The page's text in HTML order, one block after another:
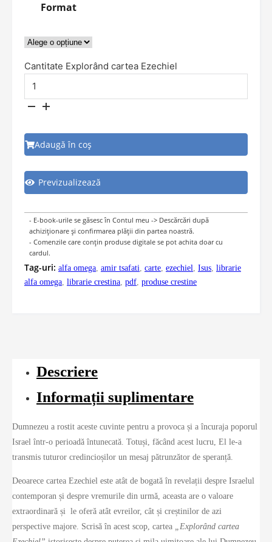
Format
Cantitate Explorând cartea Ezechiel
Adaugă în coș
Previzualizează
- E-book-urile se găsesc în Contul meu -> Descărcări după
achiziționare și confirmarea plății din partea noastră.
- Comenzile care conțin produse digitale se pot achita doar cu
cardul.
Tag-uri: alfa omega, amir tsafati, carte, ezechiel, Isus, librarie
alfa omega, librarie crestina, pdf, produse crestine
Descriere
Informații suplimentare
Dumnezeu a rostit aceste cuvinte pentru a provoca și a încuraja poporul
Israel într-o perioadă întunecată. Totuși, făcând acest lucru, El le-a
transmis tuturor credincioșilor un mesaj pătrunzător de speranță.
Deoarece cartea Ezechiel este atât de bogată în revelații despre Israelul
contemporan și despre vremurile din urmă, aceasta are o valoare
extraordinară și le oferă atât evreilor, cât și creștinilor de azi
perspective majore. Scrisă în acest scop, cartea „Explorând cartea